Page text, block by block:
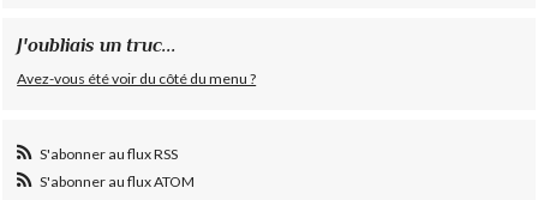
J'oubliais un truc...
Avez-vous été voir du côté du menu ?
S'abonner au flux RSS
S'abonner au flux ATOM